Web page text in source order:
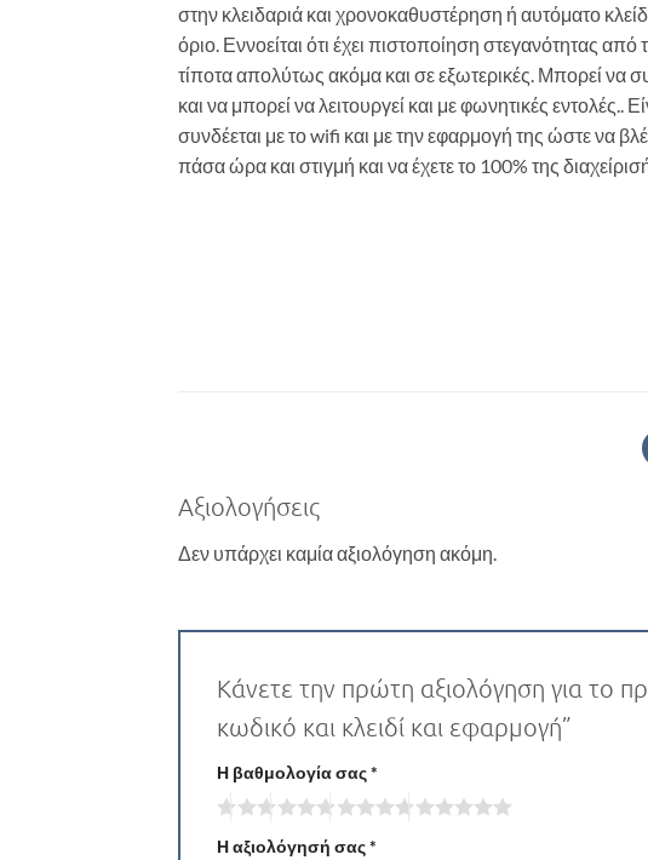
στην κλειδαριά και χρονοκαθυστέρηση ή αυτόματο
όριο. Εννοείται ότι έχει πιστοποίηση στεγανότητας από
τίποτα απολύτως ακόμα και σε εξωτερικές. Μπορεί να
και να μπορεί να λειτουργεί και με φωνητικές εντολές..
συνδέεται με το wifi και με την εφαρμογή της ώστε να
πάσα ώρα και στιγμή και να έχετε το 100% της
Αξιολογήσεις
Δεν υπάρχει καμία αξιολόγηση ακόμη.
Κάνετε την πρώτη αξιολόγηση για το
κωδικό και κλειδί και εφαρμογή”
Η βαθμολογία σας*
Η αξιολόγησή σας*